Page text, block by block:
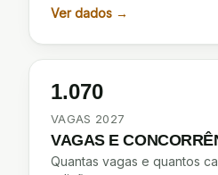
Ver dados →
1.070
VAGAS 2027
VAGAS E
Quantas vagas e quantos